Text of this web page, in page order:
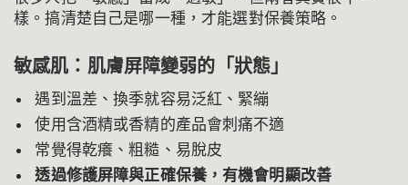
樣。搞清楚自己是哪一種，才能選對保養策略。
敏感肌：肌膚屏障變弱的「狀態」
遇到溫差、換季就容易泛紅、緊繃
使用含酒精或香精的產品會刺痛不適
常覺得乾癢、粗糙、易脫皮
透過修護屏障與正確保養，有機會明顯改善